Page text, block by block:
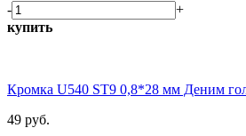
-
+
купить
Кромка U540 ST9 0,8*28 мм Деним
49 руб.